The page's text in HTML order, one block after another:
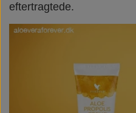
eftertragtede.